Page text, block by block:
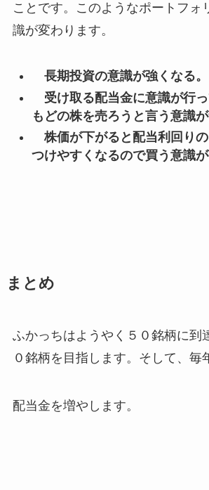
ことです。このようなポートフォ
識が変わります。
長期投資の意識が強くなる。
受け取る配当金に意識が行
もどの株を売ろうと言う意識が
株価が下がると配当利回り
つけやすくなるので買う意識が
まとめ
ふかっちはようやく５０銘柄に到
０銘柄を目指します。そして、毎
配当金を増やします。